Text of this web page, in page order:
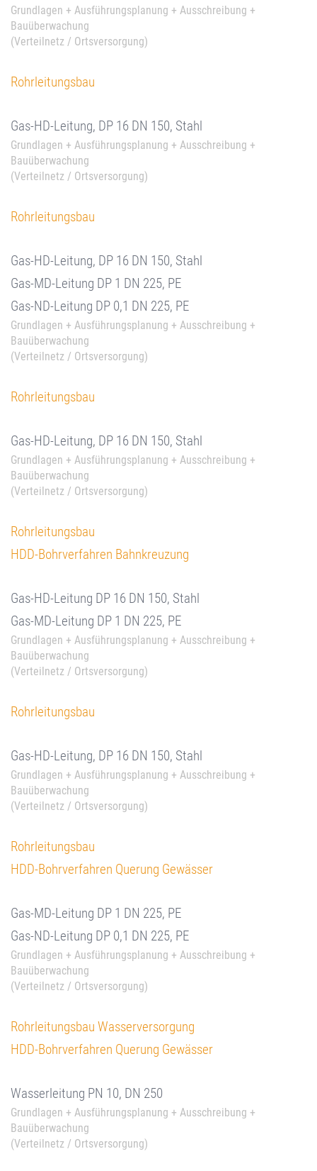
Grundlagen + Ausführungsplanung + Ausschreibung +
Bauüberwachung
(Verteilnetz / Ortsversorgung)
Rohrleitungsbau
Gas-HD-Leitung, DP 16 DN 150, Stahl
Grundlagen + Ausführungsplanung + Ausschreibung +
Bauüberwachung
(Verteilnetz / Ortsversorgung)
Rohrleitungsbau
Gas-HD-Leitung, DP 16 DN 150, Stahl
Gas-MD-Leitung DP 1 DN 225, PE
Gas-ND-Leitung DP 0,1 DN 225, PE
Grundlagen + Ausführungsplanung + Ausschreibung +
Bauüberwachung
(Verteilnetz / Ortsversorgung)
Rohrleitungsbau
Gas-HD-Leitung, DP 16 DN 150, Stahl
Grundlagen + Ausführungsplanung + Ausschreibung +
Bauüberwachung
(Verteilnetz / Ortsversorgung)
Rohrleitungsbau
HDD-Bohrverfahren Bahnkreuzung
Gas-HD-Leitung DP 16 DN 150, Stahl
Gas-MD-Leitung DP 1 DN 225, PE
Grundlagen + Ausführungsplanung + Ausschreibung +
Bauüberwachung
(Verteilnetz / Ortsversorgung)
Rohrleitungsbau
Gas-HD-Leitung, DP 16 DN 150, Stahl
Grundlagen + Ausführungsplanung + Ausschreibung +
Bauüberwachung
(Verteilnetz / Ortsversorgung)
Rohrleitungsbau
HDD-Bohrverfahren Querung Gewässer
Gas-MD-Leitung DP 1 DN 225, PE
Gas-ND-Leitung DP 0,1 DN 225, PE
Grundlagen + Ausführungsplanung + Ausschreibung +
Bauüberwachung
(Verteilnetz / Ortsversorgung)
Rohrleitungsbau Wasserversorgung
HDD-Bohrverfahren Querung Gewässer
Wasserleitung PN 10, DN 250
Grundlagen + Ausführungsplanung + Ausschreibung +
Bauüberwachung
(Verteilnetz / Ortsversorgung)